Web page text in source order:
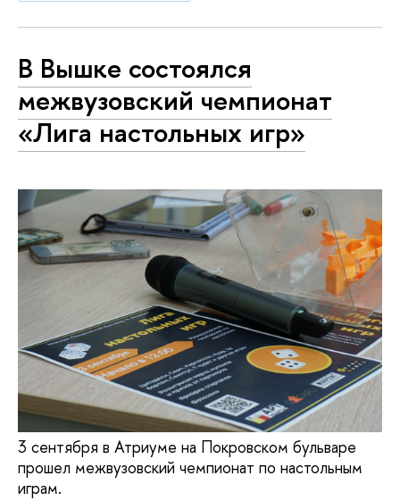
В Вышке состоялся
межвузовский чемпионат
«Лига настольных игр»
3 сентября в Атриуме на Покровском бульваре
прошел межвузовский чемпионат по настольным
играм.